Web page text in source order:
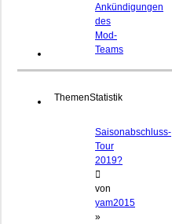
Ankündigungen
des
Mod-
Teams
ThemenStatistik
Saisonabschluss-
Tour
2019?
von
yam2015
»